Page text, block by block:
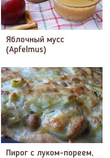
Яблочный мусс
(Apfelmus)
Пирог с луком-пореем,